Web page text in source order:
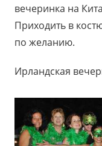
вечеринка на
Приходить в
по желанию.
Ирландская